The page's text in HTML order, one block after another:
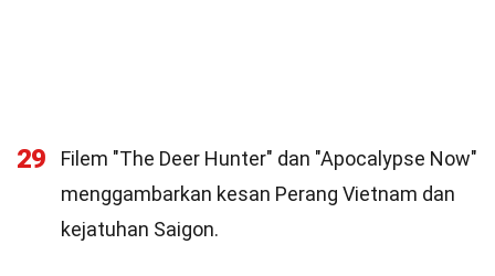
29
Filem "The Deer Hunter" dan "Apocalypse Now"
menggambarkan kesan Perang Vietnam dan
kejatuhan Saigon.